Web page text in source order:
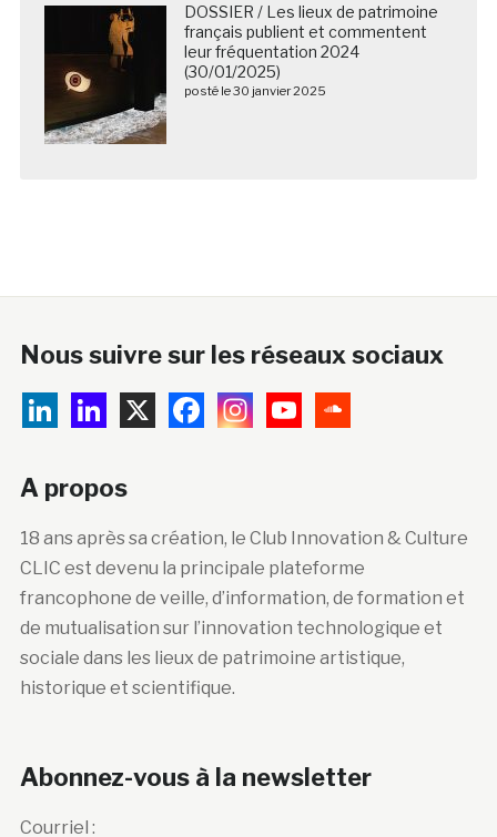
DOSSIER / Les lieux de patrimoine
français publient et commentent
leur fréquentation 2024
(30/01/2025)
posté le 30 janvier 2025
Nous suivre sur les réseaux sociaux
A propos
18 ans après sa création, le Club Innovation & Culture
CLIC est devenu la principale plateforme
francophone de veille, d’information, de formation et
de mutualisation sur l’innovation technologique et
sociale dans les lieux de patrimoine artistique,
historique et scientifique.
Abonnez-vous à la newsletter
Courriel :